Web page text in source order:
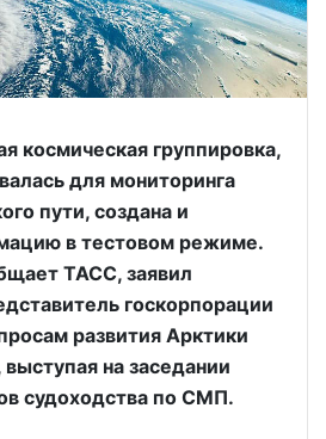
космическая группировка,
для мониторинга
пути, создана и
в тестовом режиме.
ТАСС, заявил
госкорпорации
развития Арктики
на заседании
судоходства по СМП.